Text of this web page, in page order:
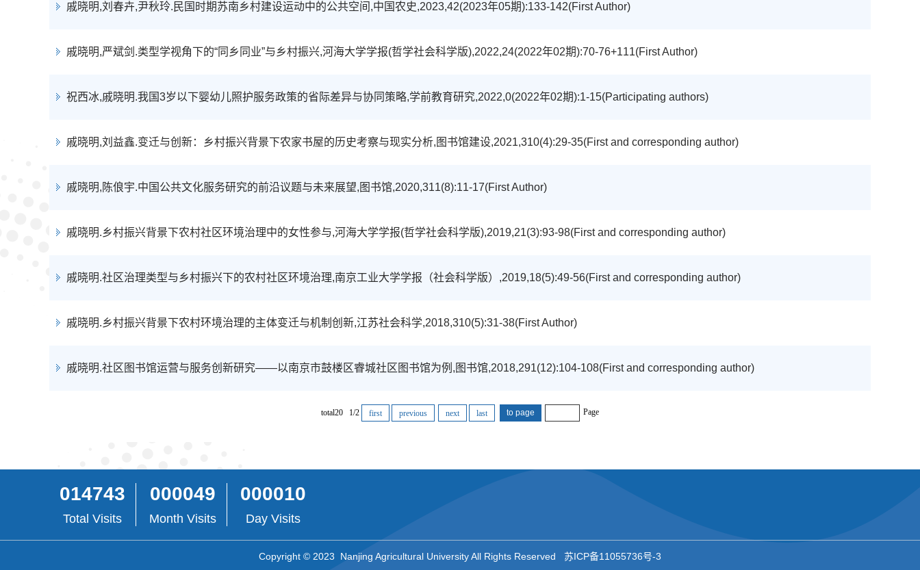
戚晓明,刘春卉,尹秋玲.民国时期苏南乡村建设运动中的公共空间,中国农史,2023,42(2023年05期):133-142(First Author)
戚晓明,严斌剑.类型学视角下的“同乡同业”与乡村振兴,河海大学学报(哲学社会科学版),2022,24(2022年02期):70-76+111(First Author)
祝西冰,戚晓明.我国3岁以下婴幼儿照护服务政策的省际差异与协同策略,学前教育研究,2022,0(2022年02期):1-15(Participating authors)
戚晓明,刘益鑫.变迁与创新：乡村振兴背景下农家书屋的历史考察与现实分析,图书馆建设,2021,310(4):29-35(First and corresponding author)
戚晓明,陈俍宇.中国公共文化服务研究的前沿议题与未来展望,图书馆,2020,311(8):11-17(First Author)
戚晓明.乡村振兴背景下农村社区环境治理中的女性参与,河海大学学报(哲学社会科学版),2019,21(3):93-98(First and corresponding author)
戚晓明.社区治理类型与乡村振兴下的农村社区环境治理,南京工业大学学报（社会科学版）,2019,18(5):49-56(First and corresponding author)
戚晓明.乡村振兴背景下农村环境治理的主体变迁与机制创新,江苏社会科学,2018,310(5):31-38(First Author)
戚晓明.社区图书馆运营与服务创新研究——以南京市鼓楼区睿城社区图书馆为例,图书馆,2018,291(12):104-108(First and corresponding author)
total20 1/2 first previous next last Page
014743
Total Visits
000049
Month Visits
000010
Day Visits
Copyright © 2023 Nanjing Agricultural University All Rights Reserved 苏ICP备11055736号-3